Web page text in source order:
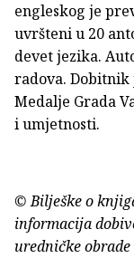
engleskog je
uvršteni u 20
devet jezika.
radova. Dobitnik
Medalje Grada
i umjetnosti.
© Bilješke o
informacija
uredničke